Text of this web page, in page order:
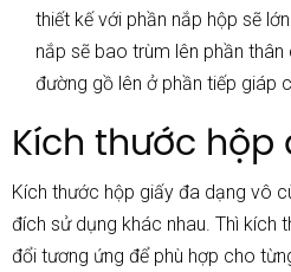
thiết kế với phần nắp hộp sẽ
nắp sẽ bao trùm lên phần
đường gồ lên ở phần tiếp giáp
Kích thước hộp
Kích thước hộp giấy đa dạng vô
đích sử dụng khác nhau. Thì kích
đổi tương ứng để phù hợp cho